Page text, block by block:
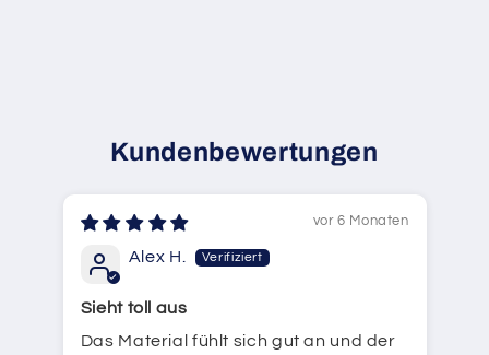
Kundenbewertungen
vor 6 Monaten
Alex H.
Sieht toll aus
Das Material fühlt sich gut an und der